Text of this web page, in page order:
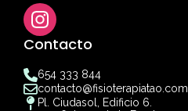
Contacto
654 333 844
contacto@fisioterapiatao.com
Pl. Ciudasol, Edificio 6.